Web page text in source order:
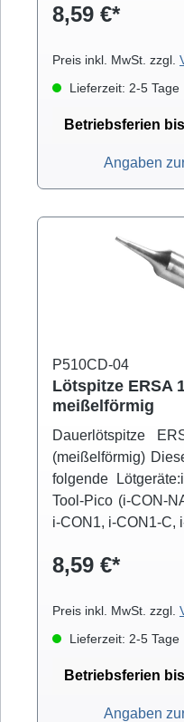
8,59 €*
Preis inkl. MwSt. zzgl.
Lieferzeit: 2-5 Tage
Betriebsferien
Angaben
P510CD-04
Lötspitze ERSA
meißelförmig
Dauerlötspitze
(meißelförmig)
folgende
Tool-Pico (i-CON-
i-CON1, i-CON1-C,
8,59 €*
Preis inkl. MwSt. zzgl.
Lieferzeit: 2-5 Tage
Betriebsferien
Angaben